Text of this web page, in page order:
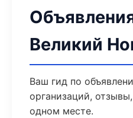
Великий
Ваш гид по
организаций,
одном месте.